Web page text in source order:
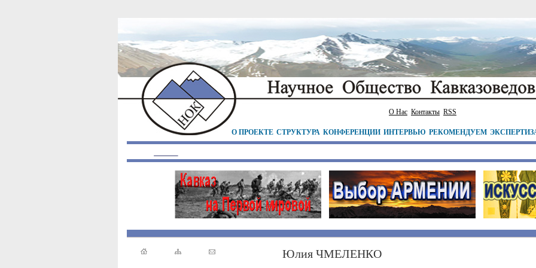
О Нас Контакты RSS
О ПРОЕКТЕ СТРУКТУРА КОНФЕРЕНЦИИ ИНТЕРВЬЮ РЕКОМЕНДУЕМ
Юлия ЧМЕЛЕНКО